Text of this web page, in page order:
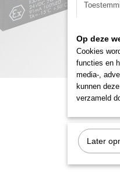
Op deze
Cookies
functies en
media-,
kunnen
verzameld
Later